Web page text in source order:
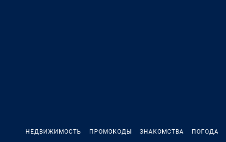
НЕДВИЖИМОСТЬ ПРОМОКОДЫ ЗНАКОМСТВА ПОГОДА